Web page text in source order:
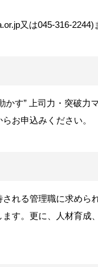
又は045-316-2244)
す” 上司力・突破力
お申込みください。
れる管理職に求めら
す。更に、人材育